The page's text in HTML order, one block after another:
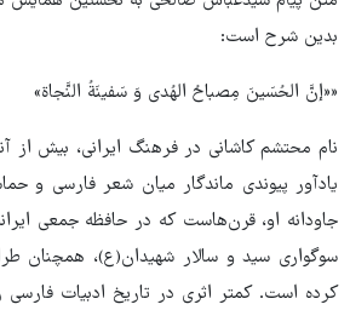
بدین شرح است:
««إنَّ الحُسَینَ مِصباحُ الهُدی وَ سَفینَةُ النَّجاة»
نام محتشم کاشانی در فرهنگ ایرانی، بیش از
یادآور پیوندی ماندگار میان شعر فارسی و
جاودانه او، قرن‌هاست که در حافظه جمعی
سوگواری سید و سالار شهیدان(ع)، همچنان
کرده است. کمتر اثری در تاریخ ادبیات